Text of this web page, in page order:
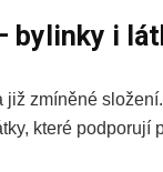
bylinky i
zmíněné
které